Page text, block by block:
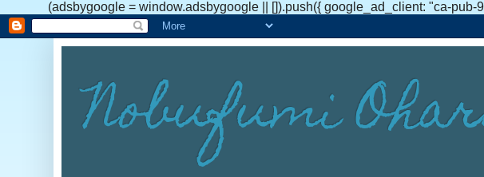
(adsbygoogle = window.adsbygoogle || []).push({ google_ad_client: "ca-pub-
Nobufumi